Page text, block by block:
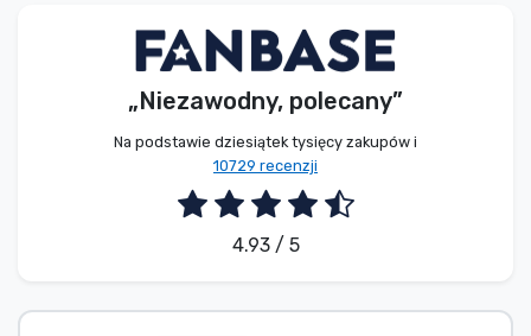
„Niezawodny, polecany”
Na podstawie dziesiątek tysięcy zakupów i
10729 recenzji
4.93 / 5